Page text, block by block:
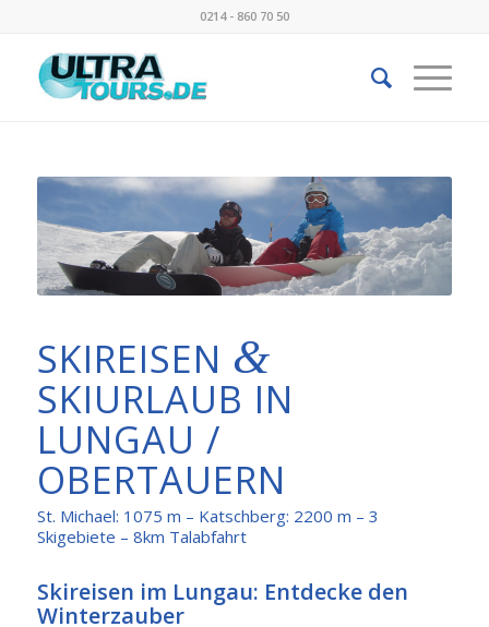
0214 - 860 70 50
SKIREISEN &
SKIURLAUB IN
LUNGAU /
OBERTAUERN
St. Michael: 1075 m – Katschberg: 2200 m – 3
Skigebiete – 8km Talabfahrt
Skireisen im Lungau: Entdecke den
Winterzauber